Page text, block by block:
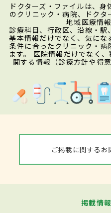
ドクターズ・ファイルは、
のクリニック・病院、ドク
地域医療情
診療科目、行政区、沿線・
基本情報だけでなく、気にな
条件に合ったクリニック・
ます。 医院情報だけでなく
関する情報（診療方針や得
ご掲載に関するお
掲載情